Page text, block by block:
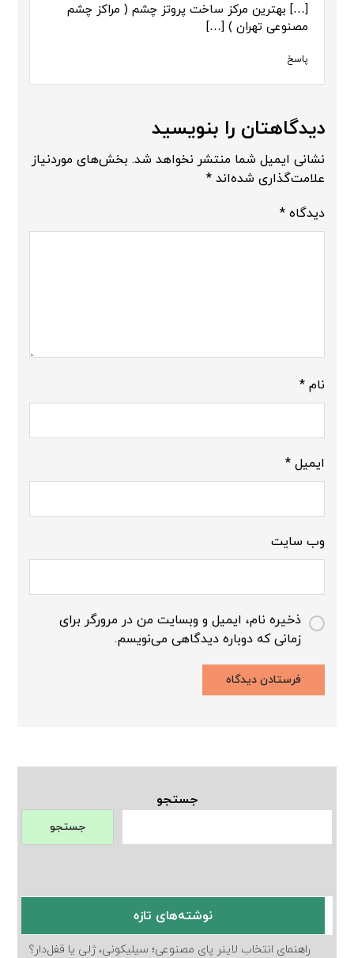
[…] بهترین مرکز ساخت پروتز چشم ( مراکز چشم
مصنوعی تهران ) […]
پاسخ
دیدگاهتان را بنویسید
نشانی ایمیل شما منتشر نخواهد شد. بخش‌های موردنیاز
علامت‌گذاری شده‌اند*
دیدگاه*
نام*
ایمیل*
وب‌ سایت
ذخیره نام، ایمیل و وبسایت من در مرورگر برای
زمانی که دوباره دیدگاهی می‌نویسم.
جستجو
جستجو
نوشته‌های تازه
راهنمای انتخاب لاینر پای مصنوعی؛ سیلیکونی، ژلی یا قفل‌دار؟